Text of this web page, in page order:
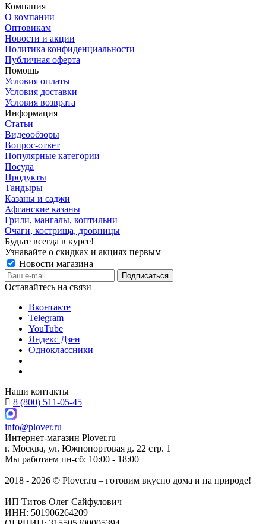
Компания
О компании
Оптовикам
Новости и акции
Политика конфиденциальности
Публичная оферта
Помощь
Условия оплаты
Условия доставки
Условия возврата
Информация
Статьи
Видеообзоры
Вопрос-ответ
Популярные категории
Посуда
Продукты
Тандыры
Казаны и саджи
Афганские казаны
Грили, мангалы, коптильни
Очаги, кострища, дровницы
Будьте всегда в курсе!
Узнавайте о скидках и акциях первым
Новости магазина
Оставайтесь на связи
Вконтакте
Telegram
YouTube
Яндекс Дзен
Одноклассники
Наши контакты
8 (800) 511-05-45
info@plover.ru
Интернет-магазин Plover.ru
г. Москва, ул. Южнопортовая д. 22 стр. 1
Мы работаем пн-сб: 10:00 - 18:00
2018 - 2026 © Plover.ru – готовим вкусно дома и на природе!
ИП Титов Олег Сайфулович
ИНН: 501906264209